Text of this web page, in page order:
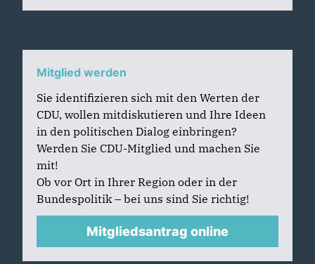
Mitglied werden
Sie identifizieren sich mit den Werten der
CDU, wollen mitdiskutieren und Ihre Ideen
in den politischen Dialog einbringen?
Werden Sie CDU-Mitglied und machen Sie
mit!
Ob vor Ort in Ihrer Region oder in der
Bundespolitik – bei uns sind Sie richtig!
Mitgliedsantrag online